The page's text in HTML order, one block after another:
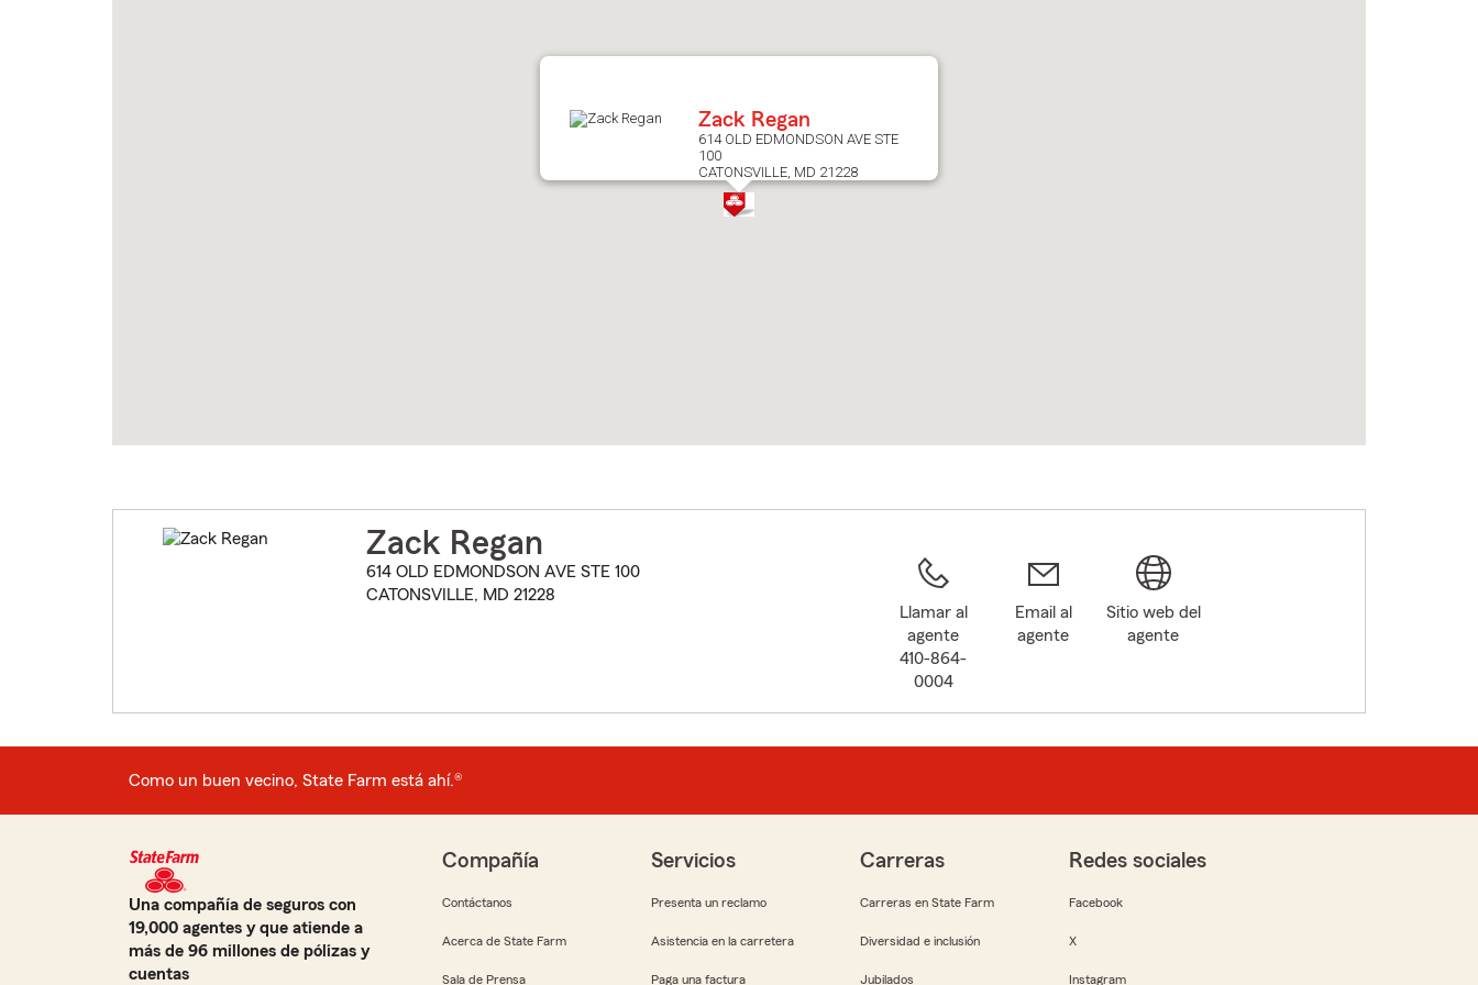
Zack Regan
614 OLD EDMONDSON AVE STE
100
CATONSVILLE, MD 21228
Zack Regan
614 OLD EDMONDSON AVE STE 100
CATONSVILLE, MD 21228
Llamar al
agente
410-864-
0004
Email al
agente
Sitio web del
agente
Como un buen vecino, State Farm está ahí.®
Una compañía de seguros con
19,000 agentes y que atiende a
más de 96 millones de pólizas y
cuentas
Compañía
Contáctanos
Acerca de State Farm
Sala de Prensa
Servicios
Presenta un reclamo
Asistencia en la carretera
Paga una factura
Carreras
Carreras en State Farm
Diversidad e inclusión
Jubilados
Redes sociales
Facebook
X
Instagram